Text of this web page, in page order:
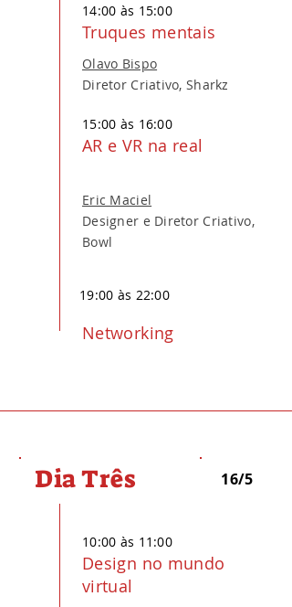
14:00 às 15:00
Truques mentais
Olavo Bispo
Diretor Criativo, Sharkz
15:00 às 16:00
AR e VR na real
Eric Maciel
Designer e Diretor Criativo,
Bowl
19:00 às 22:00
Networking
Dia Três 16/5
10:00 às 11:00
Design no mundo
virtual